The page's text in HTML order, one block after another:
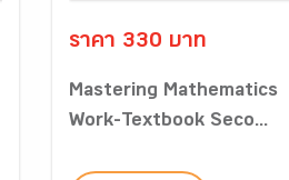
ราคา 330 บาท
Mastering Mathematics
Work-Textbook Seco...